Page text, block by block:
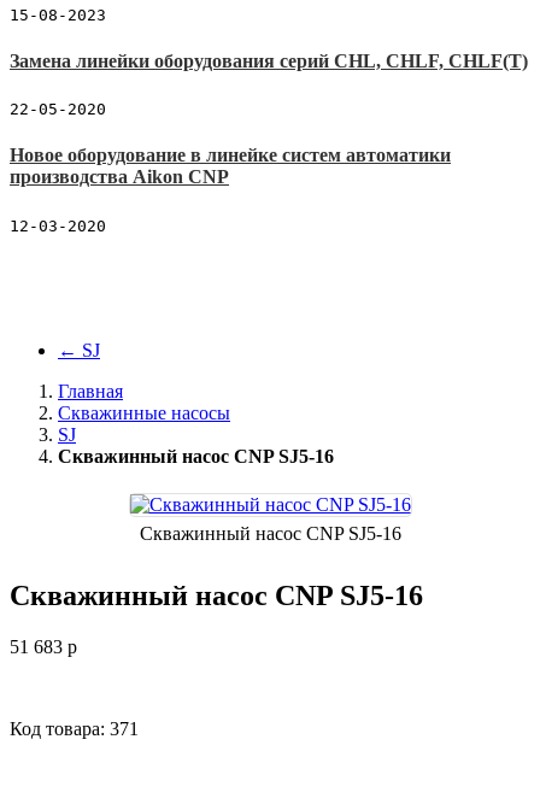
15-08-2023
Замена линейки оборудования серий CHL, CHLF, CHLF(T)
22-05-2020
Новое оборудование в линейке систем автоматики
производства Aikon CNP
12-03-2020
← SJ
Главная
Скважинные насосы
SJ
Скважинный насос CNP SJ5-16
Скважинный насос CNP SJ5-16
Скважинный насос CNP SJ5-16
51 683 p
Код товара: 371